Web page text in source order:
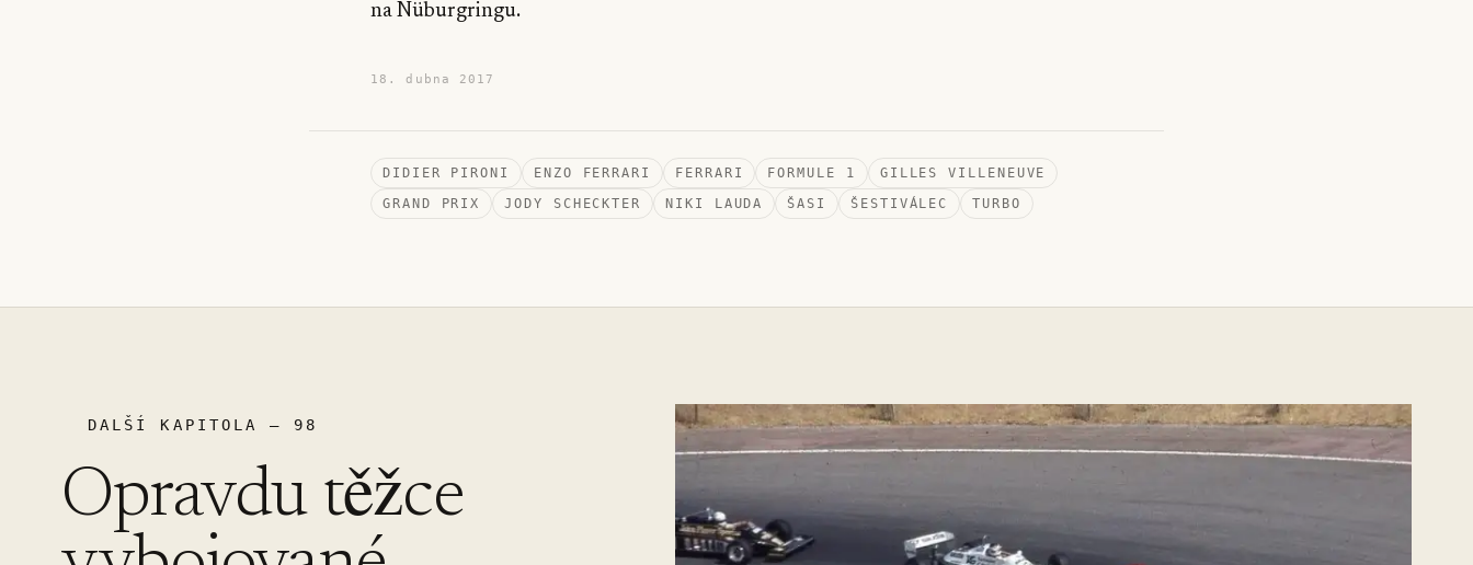
na Nüburgringu.
18. dubna 2017
DIDIER PIRONI ENZO FERRARI FERRARI FORMULE 1
GILLES VILLENEUVE
GRAND PRIX
JODY SCHECKTER NIKI LAUDA ŠASI ŠESTIVÁLEC TURBO
DALŠÍ KAPITOLA – 98
Opravdu těžce